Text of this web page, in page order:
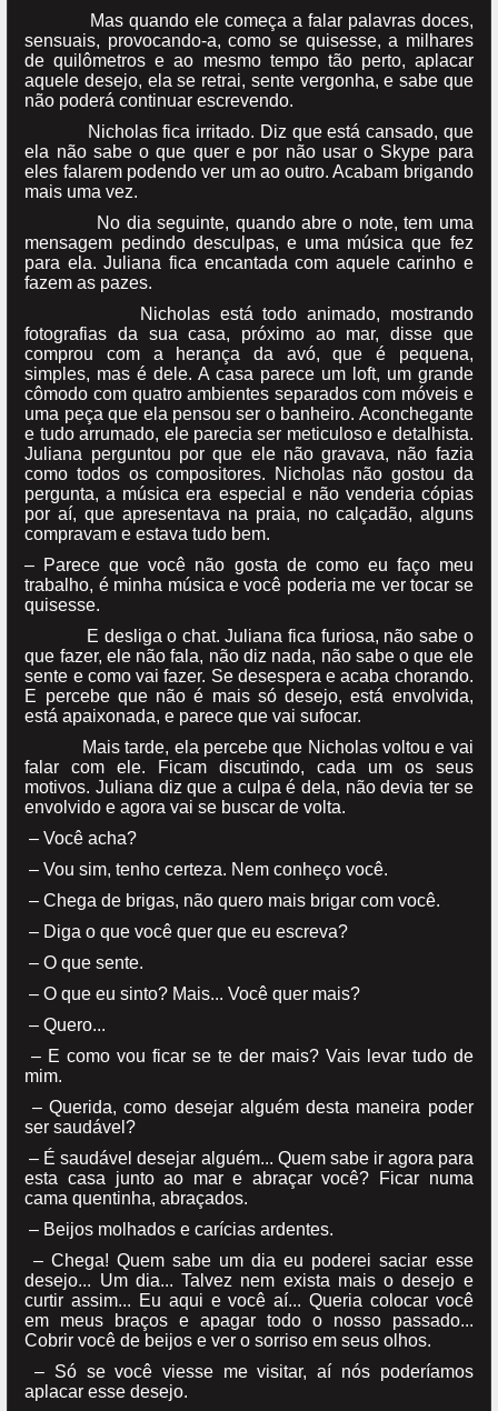
Mas quando ele começa a falar palavras doces,
sensuais, provocando-a, como se quisesse, a milhares
de quilômetros e ao mesmo tempo tão perto, aplacar
aquele desejo, ela se retrai, sente vergonha, e sabe que
não poderá continuar escrevendo.
Nicholas fica irritado. Diz que está cansado, que
ela não sabe o que quer e por não usar o Skype para
eles falarem podendo ver um ao outro. Acabam brigando
mais uma vez.
No dia seguinte, quando abre o note, tem uma
mensagem pedindo desculpas, e uma música que fez
para ela. Juliana fica encantada com aquele carinho e
fazem as pazes.
Nicholas está todo animado, mostrando
fotografias da sua casa, próximo ao mar, disse que
comprou com a herança da avó, que é pequena,
simples, mas é dele. A casa parece um loft, um grande
cômodo com quatro ambientes separados com móveis e
uma peça que ela pensou ser o banheiro. Aconchegante
e tudo arrumado, ele parecia ser meticuloso e detalhista.
Juliana perguntou por que ele não gravava, não fazia
como todos os compositores. Nicholas não gostou da
pergunta, a música era especial e não venderia cópias
por aí, que apresentava na praia, no calçadão, alguns
compravam e estava tudo bem.
– Parece que você não gosta de como eu faço meu
trabalho, é minha música e você poderia me ver tocar se
quisesse.
E desliga o chat. Juliana fica furiosa, não sabe o
que fazer, ele não fala, não diz nada, não sabe o que ele
sente e como vai fazer. Se desespera e acaba chorando.
E percebe que não é mais só desejo, está envolvida,
está apaixonada, e parece que vai sufocar.
Mais tarde, ela percebe que Nicholas voltou e vai
falar com ele. Ficam discutindo, cada um os seus
motivos. Juliana diz que a culpa é dela, não devia ter se
envolvido e agora vai se buscar de volta.
– Você acha?
– Vou sim, tenho certeza. Nem conheço você.
– Chega de brigas, não quero mais brigar com você.
– Diga o que você quer que eu escreva?
– O que sente.
– O que eu sinto? Mais... Você quer mais?
– Quero...
– E como vou ficar se te der mais? Vais levar tudo de
mim.
– Querida, como desejar alguém desta maneira poder
ser saudável?
– É saudável desejar alguém... Quem sabe ir agora para
esta casa junto ao mar e abraçar você? Ficar numa
cama quentinha, abraçados.
– Beijos molhados e carícias ardentes.
– Chega! Quem sabe um dia eu poderei saciar esse
desejo... Um dia... Talvez nem exista mais o desejo e
curtir assim... Eu aqui e você aí... Queria colocar você
em meus braços e apagar todo o nosso passado...
Cobrir você de beijos e ver o sorriso em seus olhos.
– Só se você viesse me visitar, aí nós poderíamos
aplacar esse desejo.